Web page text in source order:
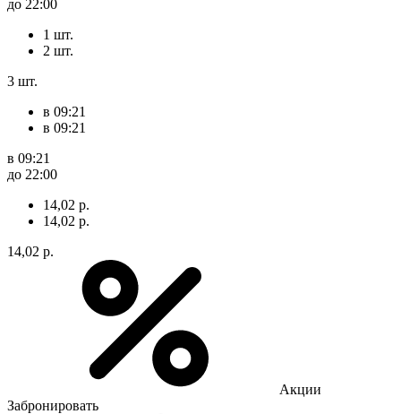
до 22:00
1 шт.
2 шт.
3 шт.
в 09:21
в 09:21
в 09:21
до 22:00
14,02 р.
14,02 р.
14,02 р.
Акции
Забронировать